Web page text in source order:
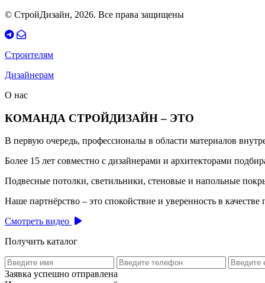
© СтройДизайн, 2026. Все права защищены
Строителям
Дизайнерам
О нас
КОМАНДА СТРОЙДИЗАЙН – ЭТО
В первую очередь, профессионалы в области материалов
Более 15 лет совместно с дизайнерами и архитекторами
Подвесные потолки, светильники, стеновые и напольные
Наше партнёрство – это спокойствие и уверенность в качестве
Смотреть видео
Получить каталог
Заявка успешно отправлена